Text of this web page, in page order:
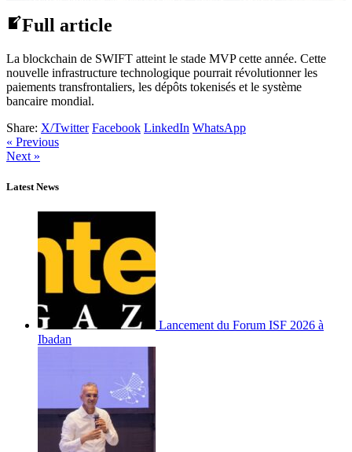
Full article
La blockchain de SWIFT atteint le stade MVP cette année. Cette
nouvelle infrastructure technologique pourrait révolutionner les
paiements transfrontaliers, les dépôts tokenisés et le système
bancaire mondial.
Share: X/Twitter Facebook LinkedIn WhatsApp
« Previous
Next »
Latest News
Lancement du Forum ISF 2026 à
Ibadan